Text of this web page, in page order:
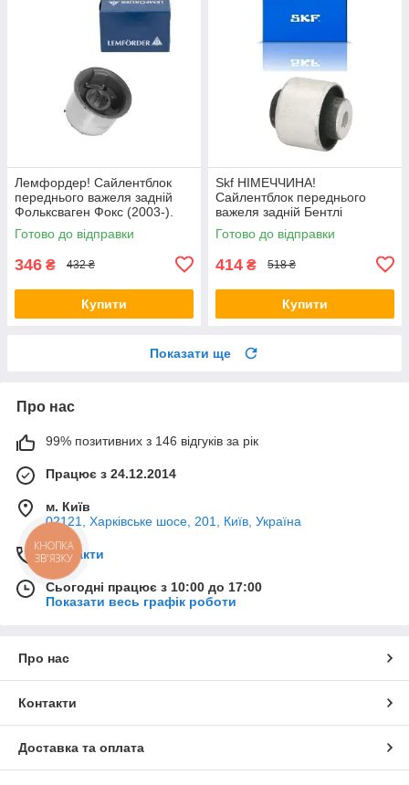
Лемфордер! Сайлентблок
переднього важеля задній
Фольксваген Фокс (2003-).
34559 , JBU602 ,
VKDS331037
Готово до відправки
346 ₴ 432 ₴
Купити
Skf НІМЕЧЧИНА!
Сайлентблок переднього
важеля задній Бентлі
Бентайга (2015-). Верхній.
42214 , FE108113 ,
Готово до відправки
414 ₴ 518 ₴
Купити
Показати ще
Про нас
99% позитивних з 146 відгуків за рік
Працює з 24.12.2014
м. Київ
02121, Харківське шосе, 201, Київ, Україна
Контакти
Сьогодні працює з 10:00 до 17:00
Показати весь графік роботи
Про нас
Контакти
Доставка та оплата
КНОПКА
ЗВ'ЯЗКУ